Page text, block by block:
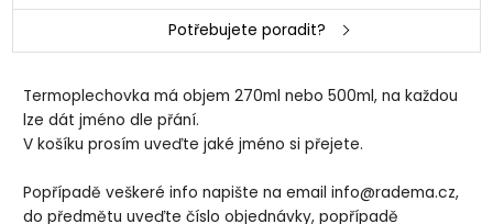
Potřebujete poradit?
Termoplechovka má objem 270ml nebo 500ml, na každou
lze dát jméno dle přání.
V košíku prosím uveďte jaké jméno si přejete.
Popřípadě veškeré info napište na email info@radema.cz,
do předmětu uveďte číslo objednávky, popřípadě